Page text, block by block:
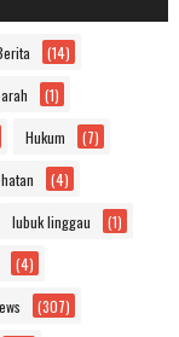
(14)
(1)
Hukum (7)
(4)
lubuk linggau (1)
(4)
(307)